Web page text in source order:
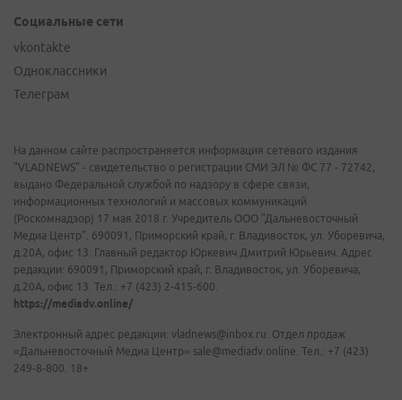
Социальные сети
vkontakte
Одноклассники
Телеграм
На данном сайте распространяется информация сетевого издания
"VLADNEWS" - свидетельство о регистрации СМИ ЭЛ № ФС 77 - 72742,
выдано Федеральной службой по надзору в сфере связи,
информационных технологий и массовых коммуникаций
(Роскомнадзор) 17 мая 2018 г. Учредитель ООО "Дальневосточный
Медиа Центр". 690091, Приморский край, г. Владивосток, ул. Уборевича,
д.20А, офис 13. Главный редактор Юркевич Дмитрий Юрьевич. Адрес
редакции: 690091, Приморский край, г. Владивосток, ул. Уборевича,
д.20А, офис 13. Тел.: +7 (423) 2-415-600.
https://mediadv.online/
Электронный адрес редакции: vladnews@inbox.ru. Отдел продаж
«Дальневосточный Медиа Центр» sale@mediadv.online. Тел.: +7 (423)
249-8-800. 18+